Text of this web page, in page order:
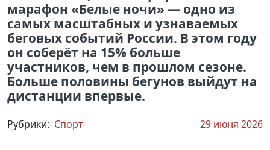
марафон «Белые ночи» — одно из
самых масштабных и узнаваемых
беговых событий России. В этом году
он соберёт на 15% больше
участников, чем в прошлом сезоне.
Больше половины бегунов выйдут на
дистанции впервые.
Рубрики: Спорт 29 июня 2026